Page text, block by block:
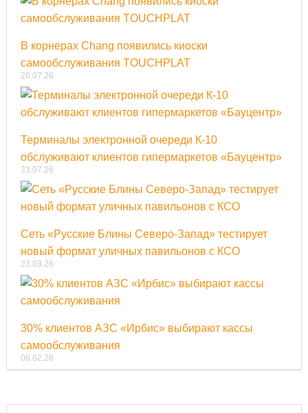
В корнерах Chang появились киоски
самообслуживания TOUCHPLAT
26.07.26
Терминалы электронной очереди К-10
обслуживают клиентов гипермаркетов «Бауцентр»
23.07.26
Сеть «Русские Блины Северо-Запад» тестирует
новый формат уличных павильонов с КСО
23.03.26
30% клиентов АЗС «Ирбис» выбирают кассы
самообслуживания
06.02.26